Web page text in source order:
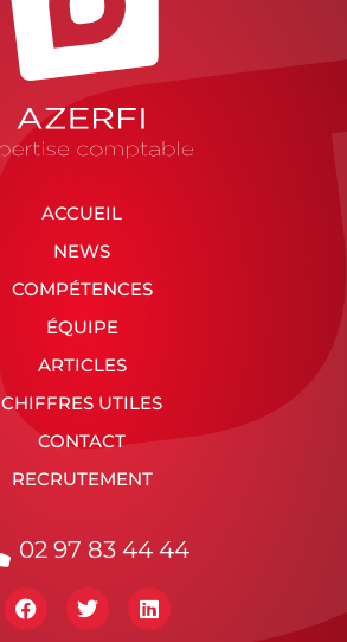
ACCUEIL
NEWS
COMPÉTENCES
ÉQUIPE
ARTICLES
CHIFFRES UTILES
CONTACT
RECRUTEMENT
02 97 83 44 44